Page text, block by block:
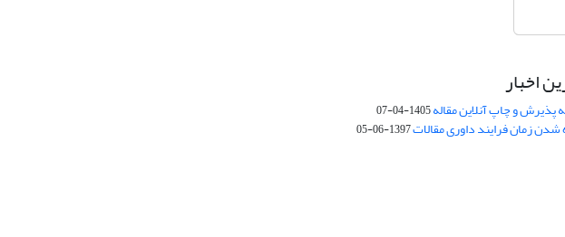
اخبار
پذیرش و چاپ آنلاین مقاله1405-04-07
شدن زمان فرایند داوری مقالات1397-06-05